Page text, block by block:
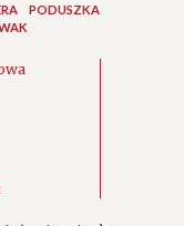
PODUSZKA